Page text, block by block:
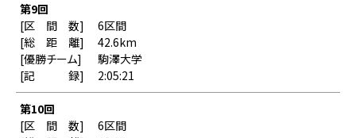
第9回
6区間
42.6km
駒澤大学
2:05:21
第10回
6区間